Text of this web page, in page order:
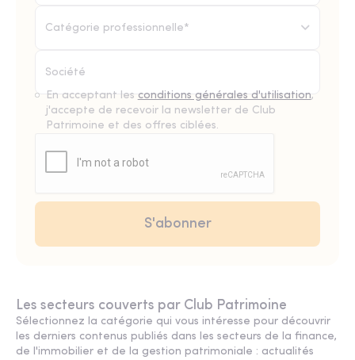
Catégorie professionnelle*
En acceptant les conditions générales d'utilisation,
j'accepte de recevoir la newsletter de Club
Patrimoine et des offres ciblées.
Les secteurs couverts par Club Patrimoine
Sélectionnez la catégorie qui vous intéresse pour découvrir
les derniers contenus publiés dans les secteurs de la finance,
de l'immobilier et de la gestion patrimoniale : actualités